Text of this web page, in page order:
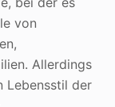
von
Allerdings
Lebensstil der